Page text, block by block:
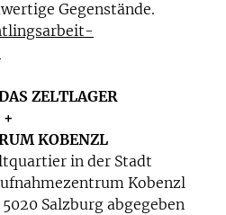
Gegenstände.
ZELTLAGER
KOBENZL
in der Stadt
Kobenzl
Salzburg abgegeben